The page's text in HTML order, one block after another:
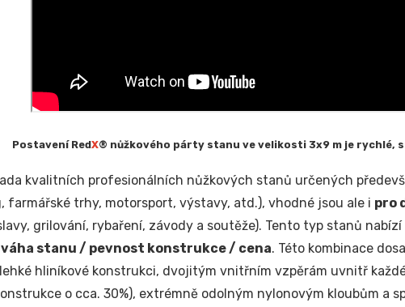
Postavení RedX® nůžkového párty stanu ve velikosti 3x9 m je rychlé,
kvalitních profesionálních nůžkových stanů určených
farmářské trhy, motorsport, výstavy, atd.), vhodné jsou ale i pro
grilování, rybaření, závody a soutěže). Tento typ stanů
stanu / pevnost konstrukce / cena. Této kombinace
hliníkové konstrukci, dvojitým vnitřním vzpěrám uvnitř
o cca. 30%), extrémně odolným nylonovým kloubům a